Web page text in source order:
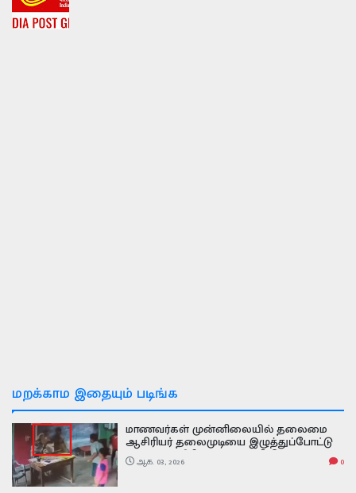
மறக்காம இதையும் படிங்க
மாணவர்கள் முன்னிலையில் தலைமை
ஆசிரியர் தலைமுடியை இழுத்துப்போட்டு
அடித்த ஆசிரியர் வைரல் வீடியோ
ஆக. 03, 2026 0